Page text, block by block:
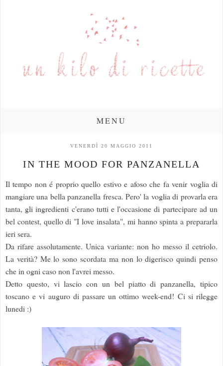
MENU
VENERDÌ 20 MAGGIO 2011
IN THE MOOD FOR PANZANELLA
Il tempo non é proprio quello estivo e afoso che fa venir voglia di
mangiare una bella panzanella fresca. Pero' la voglia di provarla era
tanta, gli ingredienti c'erano tutti e l'occasione di partecipare ad un
bel contest, quello di "I love insalata", mi hanno spinta a prepararla
ieri sera.
Da rifare assolutamente. Unica variante: non ho messo il cetriolo.
La verità? Me lo sono scordata ma non lo digerisco quindi penso
che in ogni caso non l'avrei messo.
Detto questo, vi lascio con un bel piatto di panzanella, tipico
toscano e vi auguro di passare un ottimo week-end! Ci si rilegge
lunedi :)